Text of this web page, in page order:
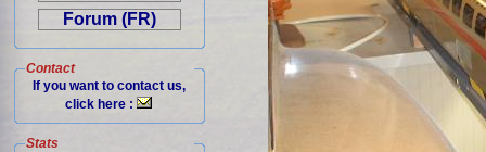
Forum (FR)
Contact
If you want to contact us,
click here :
Stats